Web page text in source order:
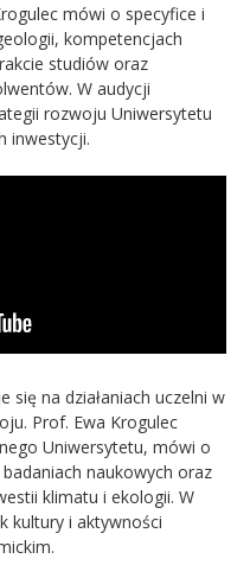
mówi o specyfice i
kompetencjach
studiów oraz
W audycji
rozwoju Uniwersytetu
inwestycji.
się na działaniach uczelni w
Prof. Ewa Krogulec
Uniwersytetu, mówi o
naukowych oraz
klimatu i ekologii. W
kultury i aktywności